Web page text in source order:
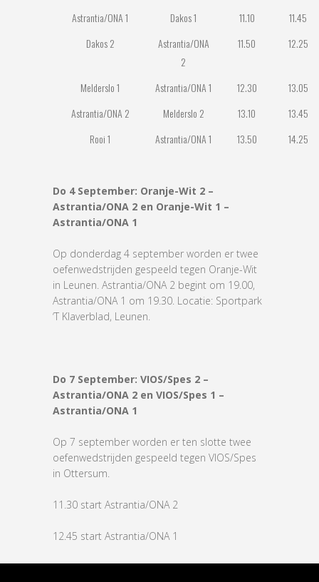
Astrantia/ONA 1
Dakos 1 11.10
11.45
Dakos 2
Astrantia/ONA
2
11.50 12.25
Melderslo 1 Astrantia/ONA 1 12.30
13.05
Astrantia/ONA 2
Melderslo 2 13.10
13.45
Rooi 1
Astrantia/ONA 1 13.50 14.25
Do 4 September: Oranje-Wit 2 –
Astrantia/ONA 2 en Oranje-Wit 1 –
Astrantia/ONA 1
Op donderdag 4 september worden er twee
oefenwedstrijden gespeeld tegen Oranje-Wit
in Leunen. Astrantia/ONA 2 begint om 19.00,
Astrantia/ONA 1 om 19.30. Locatie: Sportpark
‘T Klaverblad, Leunen.
Do 7 September: VIOS/Spes 2 –
Astrantia/ONA 2 en VIOS/Spes 1 –
Astrantia/ONA 1
Op 7 september worden er ten slotte twee
oefenwedstrijden gespeeld tegen VIOS/Spes
in Ottersum.
11.30 start Astrantia/ONA 2
12.45 start Astrantia/ONA 1